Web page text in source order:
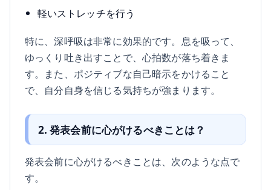
軽いストレッチを行う
特に、深呼吸は非常に効果的です。息を吸って、
ゆっくり吐き出すことで、心拍数が落ち着きま
す。また、ポジティブな自己暗示をかけること
で、自分自身を信じる気持ちが強まります。
2. 発表会前に心がけるべきことは？
発表会前に心がけるべきことは、次のような点で
す。